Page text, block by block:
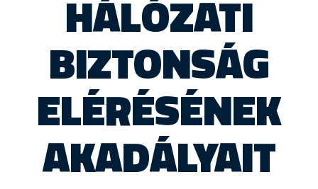
HÁLÓZATI
BIZTONSÁG
ELÉRÉSÉNEK
AKADÁLYAIT